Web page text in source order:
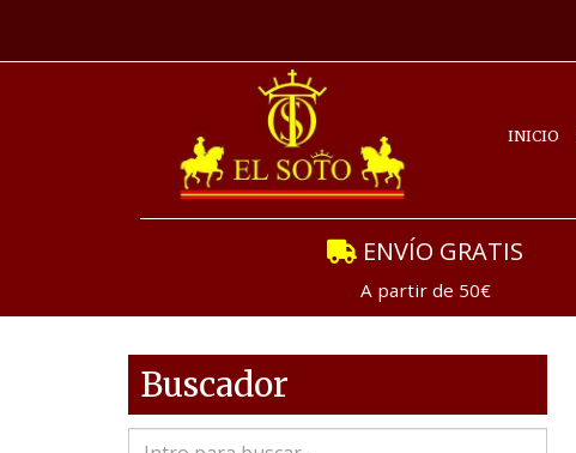
INICIO
ENVÍO GRATIS
A partir de 50€
Buscador